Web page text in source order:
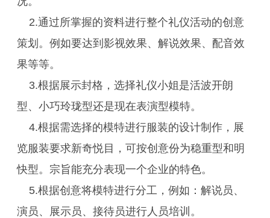
2.通过所掌握的资料进行整个礼仪活动的创意
策划。例如要达到影视效果、解说效果、配音效
果等等。
3.根据展示封格，选择礼仪小姐是活波开朗
型、小巧玲珑型还是现在表演型模特。
4.根据需选择的模特进行服装的设计制作，展
览服装要求新奇悦目，可按创意份为稳重型和明
快型。宗旨能充分表现一个企业的特色。
5.根据创意将模特进行分工，例如：解说员、
演员、展示员、接待员进行人员培训。